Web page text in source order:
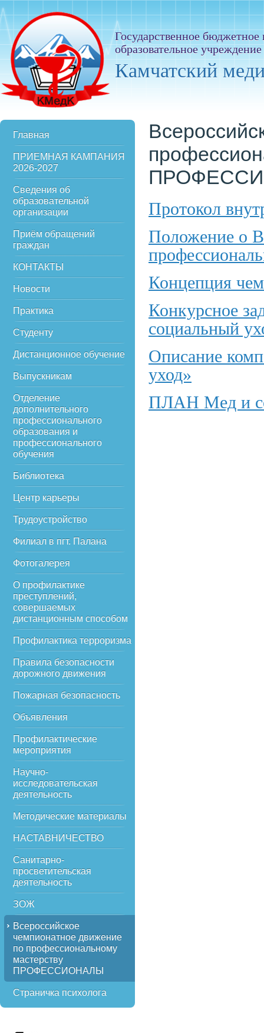
Государственное
образовательное
Камчатский
Главная
ПРИЕМНАЯ КАМПАНИЯ
2026-2027
Сведения об
образовательной
организации
Приём обращений
граждан
КОНТАКТЫ
Новости
Практика
Студенту
Дистанционное обучение
Выпускникам
Отделение
дополнительного
профессионального
образования и
профессионального
обучения
Библиотека
Центр карьеры
Трудоустройство
Филиал в пгт. Палана
Фотогалерея
О профилактике
преступлений,
совершаемых
дистанционным способом
Профилактика терроризма
Правила безопасности
дорожного движения
Пожарная безопасность
Объявления
Профилактические
мероприятия
Научно-
исследовательская
деятельность
Методические материалы
НАСТАВНИЧЕСТВО
Санитарно-
просветительская
деятельность
ЗОЖ
Всероссийское
чемпионатное движение
по профессиональному
мастерству
ПРОФЕССИОНАЛЫ
Страничка психолога
Протокол
Положение о
Концепция
Конкурсное
социальный
Описание
уход»
ПЛАН Мед и